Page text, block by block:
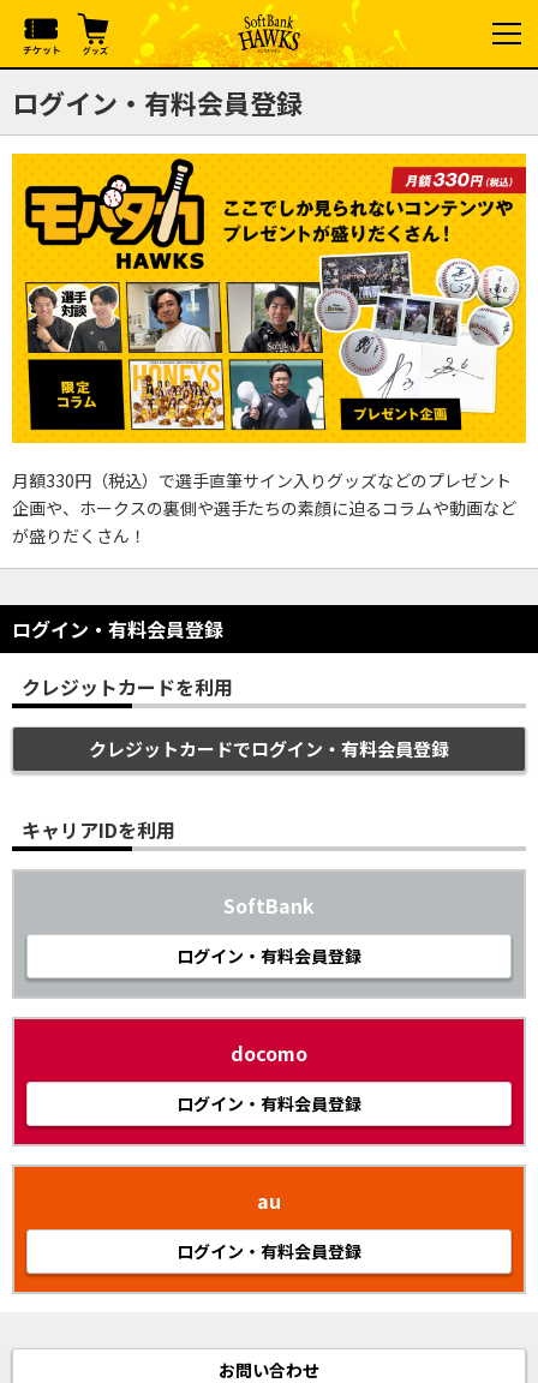
ログイン・有料会員登録
月額330円（税込）で選手直筆サイン入りグッズなどのプレゼント
企画や、ホークスの裏側や選手たちの素顔に迫るコラムや動画など
が盛りだくさん！
ログイン・有料会員登録
クレジットカードを利用
クレジットカードでログイン・有料会員登録
キャリアIDを利用
SoftBank
ログイン・有料会員登録
docomo
ログイン・有料会員登録
au
ログイン・有料会員登録
お問い合わせ